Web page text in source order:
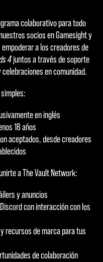
colaborativo para todo
socios en Gamesight y
a los creadores de
4juntos a través de soporte
en comunidad.
en inglés
18 años
aceptados, desde creadores
a The Vault Network:
y anuncios
con interacción con los
recursos de marca para tus
de colaboración